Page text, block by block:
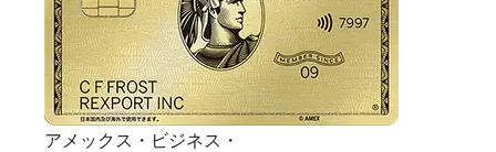
アメックス・ビジネス・